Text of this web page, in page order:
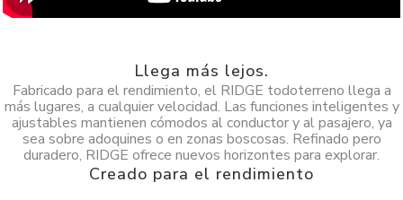
Llega más lejos.
Fabricado para el rendimiento, el RIDGE todoterreno llega a
más lugares, a cualquier velocidad. Las funciones inteligentes y
ajustables mantienen cómodos al conductor y al pasajero, ya
sea sobre adoquines o en zonas boscosas. Refinado pero
duradero, RIDGE ofrece nuevos horizontes para explorar.
Creado para el rendimiento